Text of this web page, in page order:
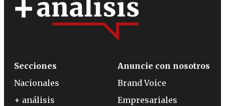
Secciones
Nacionales
+ análisis
Anuncie con nosotros
Brand Voice
Empresariales